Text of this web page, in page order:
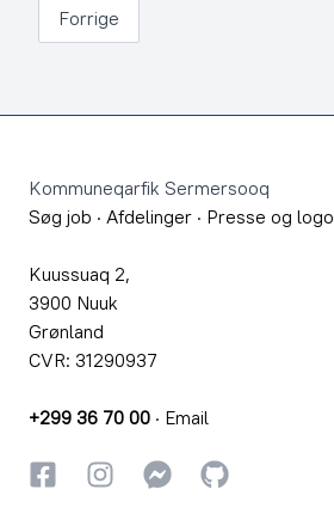
Forrige
Kommuneqarfik Sermersooq
Søg job · Afdelinger · Presse og logo
Kuussuaq 2,
3900 Nuuk
Grønland
CVR: 31290937
+299 36 70 00 · Email
FacebookInstagramInstagram
GitHub